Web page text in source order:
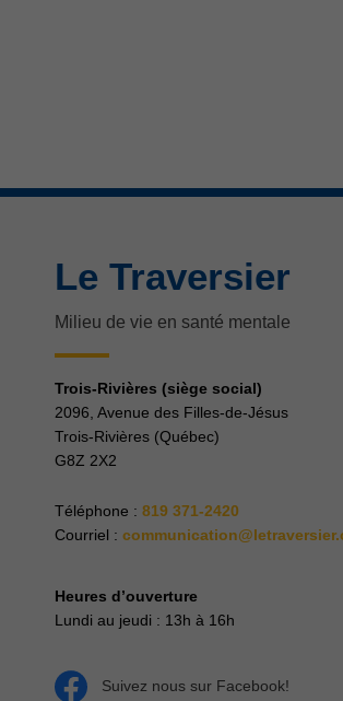
Le Traversier
Milieu de vie en santé mentale
Trois-Rivières (siège social)
2096, Avenue des Filles-de-Jésus
Trois-Rivières (Québec)
G8Z 2X2
Téléphone : 819 371-2420
Courriel :
Heures d’ouverture
Lundi au jeudi : 13h à 16h
Suivez nous sur Facebook!